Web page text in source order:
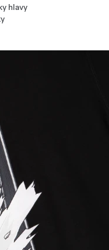
hlavy